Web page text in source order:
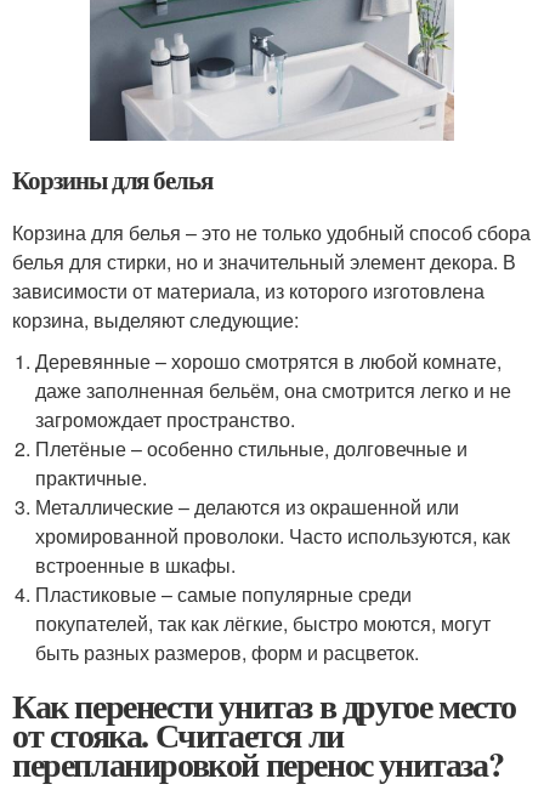
Корзины для белья
Корзина для белья – это не только удобный способ сбора
белья для стирки, но и значительный элемент декора. В
зависимости от материала, из которого изготовлена
корзина, выделяют следующие:
Деревянные – хорошо смотрятся в любой комнате,
даже заполненная бельём, она смотрится легко и не
загромождает пространство.
Плетёные – особенно стильные, долговечные и
практичные.
Металлические – делаются из окрашенной или
хромированной проволоки. Часто используются, как
встроенные в шкафы.
Пластиковые – самые популярные среди
покупателей, так как лёгкие, быстро моются, могут
быть разных размеров, форм и расцветок.
Как перенести унитаз в другое место
от стояка. Считается ли
перепланировкой перенос унитаза?